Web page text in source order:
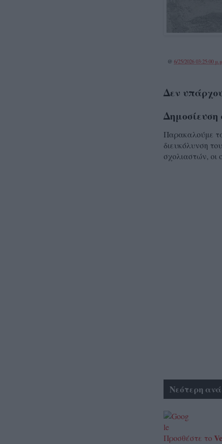
@ 6/25/2026 03:25:00
Δεν
Δημοσίευση
Παρακαλούμε
διευκόλυνση
σχολιαστών, οι
Νεότερη
Προσθέστε το